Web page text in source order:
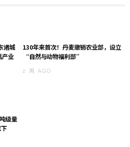
诸城
产业
130年来首次！丹麦撤销农业部，设立
“自然与动物福利部”
2 周 AGO
级量